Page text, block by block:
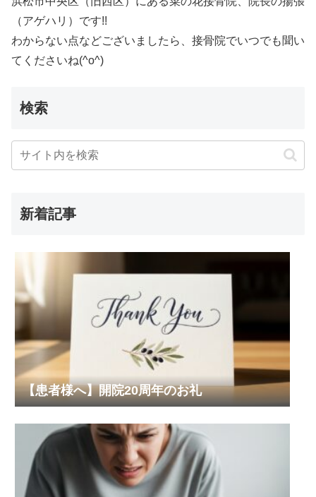
（アゲハリ）です!!
わからない点などございましたら、接骨院でいつでも聞い
てくださいね(^o^)
検索
新着記事
【患者様へ】開院20周年のお礼